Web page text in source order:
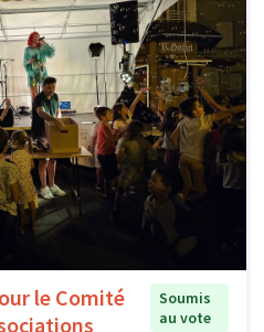
le Comité
Soumis
au vote